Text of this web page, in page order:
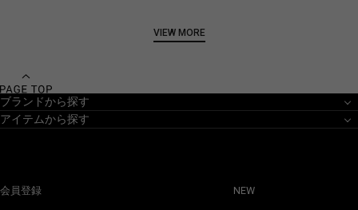
VIEW MORE
ブランドから探す
アイテムから探す
会員登録 NEW